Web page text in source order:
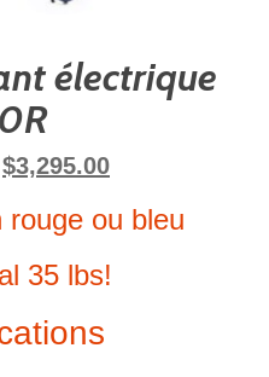
électrique
$3,295.00
ou bleu
35 lbs!